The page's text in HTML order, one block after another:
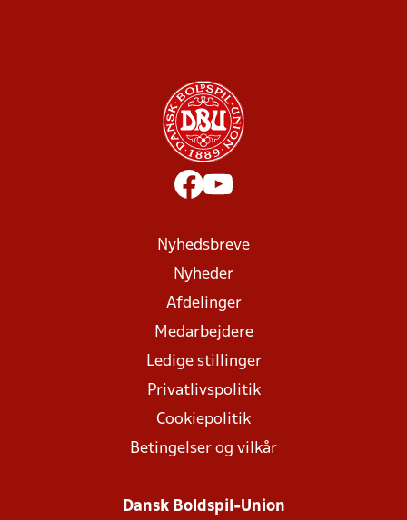
Nyhedsbreve
Nyheder
Afdelinger
Medarbejdere
Ledige stillinger
Privatlivspolitik
Cookiepolitik
Betingelser og vilkår
Dansk Boldspil-Union